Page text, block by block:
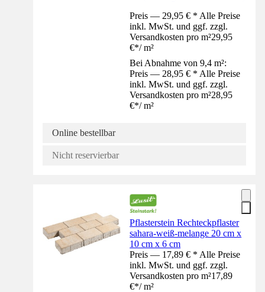
Preis — 29,95 € * Alle Preise
inkl. MwSt. und ggf. zzgl.
Versandkosten pro m²29,95
€*/ m²
Bei Abnahme von 9,4 m²:
Preis — 28,95 € * Alle Preise
inkl. MwSt. und ggf. zzgl.
Versandkosten pro m²28,95
€*/ m²
Online bestellbar
Nicht reservierbar
Pflasterstein Rechteckpflaster
sahara-weiß-melange 20 cm x
10 cm x 6 cm
Preis — 17,89 € * Alle Preise
inkl. MwSt. und ggf. zzgl.
Versandkosten pro m²17,89
€*/ m²